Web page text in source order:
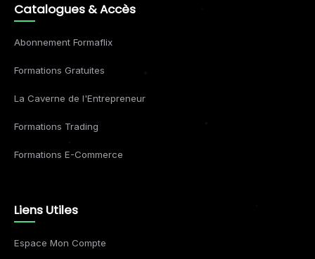
Catalogues & Accès
Abonnement Formaflix
Formations Gratuites
La Caverne de l'Entrepreneur
Formations Trading
Formations E-Commerce
Liens Utiles
Espace Mon Compte